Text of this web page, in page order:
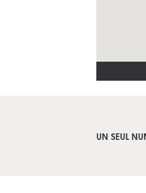
UN SEUL